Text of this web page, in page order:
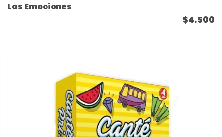
Las Emociones
$4.500